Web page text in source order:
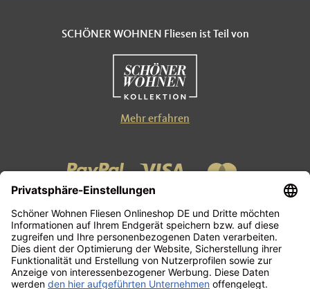
SCHÖNER WOHNEN Fliesen ist Teil von
Mehr erfahren
Kontakt Zahlung und Versand AGB
Datenschutzerklärung Impressum